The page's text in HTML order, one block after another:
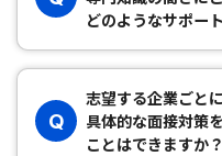
どのようなサポー
Q
志望する企業ごと
具体的な面接対策
ことはできますか？